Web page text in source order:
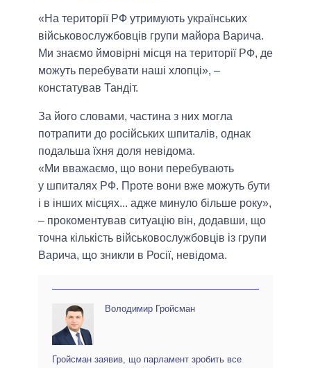
«На території РФ утримують українських
військовослужбовців групи майора Варича.
Ми знаємо ймовірні місця на території РФ, де
можуть перебувати наші хлопці», –
констатував Тандіт.
За його словами, частина з них могла
потрапити до російських шпиталів, однак
подальша їхня доля невідома.
«Ми вважаємо, що вони перебувають
у шпиталях РФ. Проте вони вже можуть бути
і в інших місцях... адже минуло більше року»,
– прокоментував ситуацію він, додавши, що
точна кількість військовослужбовців із групи
Варича, що зникли в Росії, невідома.
Володимир Гройсман
Гройсман заявив, що парламент зробить все